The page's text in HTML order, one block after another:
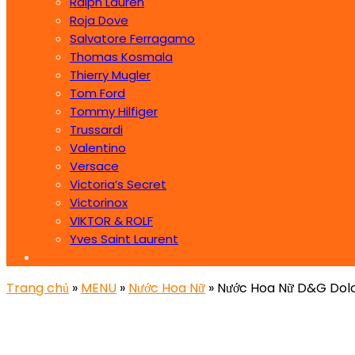
Roja Dove
Salvatore Ferragamo
Thomas Kosmala
Thierry Mugler
Tom Ford
Tommy Hilfiger
Trussardi
Valentino
Versace
Victoria’s Secret
Victorinox
VIKTOR & ROLF
Yves Saint Laurent
Trang chủ » MENU » Nước Hoa Nữ » Nước Hoa Nữ D&G